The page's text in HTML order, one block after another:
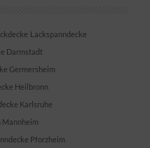
Lackspanndecke
Darmstadt
Germersheim
Heilbronn
Karlsruhe
Mannheim
Pforzheim